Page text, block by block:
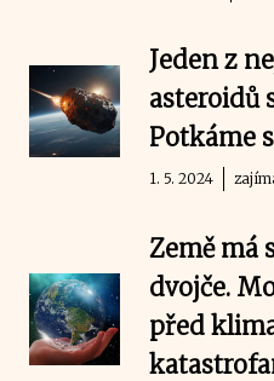
Jeden z
asteroidů
Potkáme
1. 5. 2024
Země má
dvojče.
před